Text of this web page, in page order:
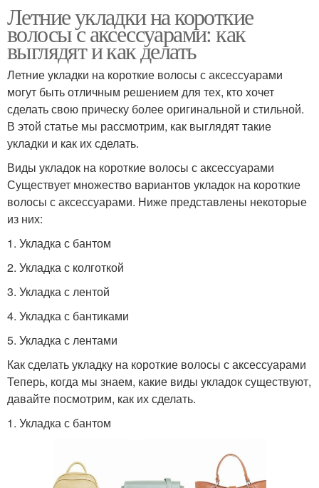
Летние укладки на короткие
волосы с аксессуарами: как
выглядят и как делать
Летние укладки на короткие волосы с аксессуарами
могут быть отличным решением для тех, кто хочет
сделать свою прическу более оригинальной и стильной.
В этой статье мы рассмотрим, как выглядят такие
укладки и как их сделать.
Виды укладок на короткие волосы с аксессуарами
Существует множество вариантов укладок на короткие
волосы с аксессуарами. Ниже представлены некоторые
из них:
1. Укладка с бантом
2. Укладка с колготкой
3. Укладка с лентой
4. Укладка с бантиками
5. Укладка с лентами
Как сделать укладку на короткие волосы с аксессуарами
Теперь, когда мы знаем, какие виды укладок существуют,
давайте посмотрим, как их сделать.
1. Укладка с бантом